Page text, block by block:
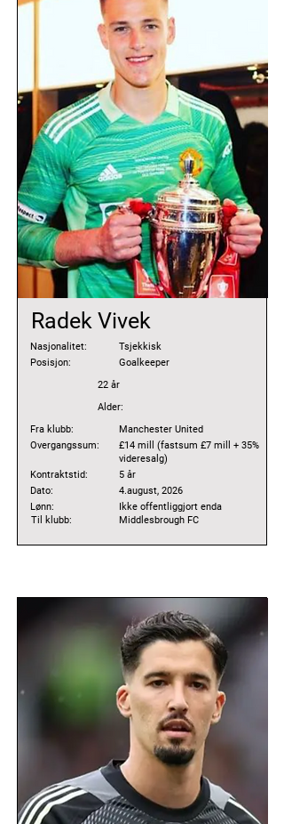
Radek Vivek
Nasjonalitet:
Tsjekkisk
Posisjon:
Goalkeeper
22 år
Alder:
Fra klubb:
Manchester United
Overgangssum:
£14 mill (fastsum £7 mill + 35%
videresalg)
Kontraktstid:
5 år
Dato:
4.august, 2026
Lønn:
Ikke offentliggjort enda
Middlesbrough FC
Til klubb: